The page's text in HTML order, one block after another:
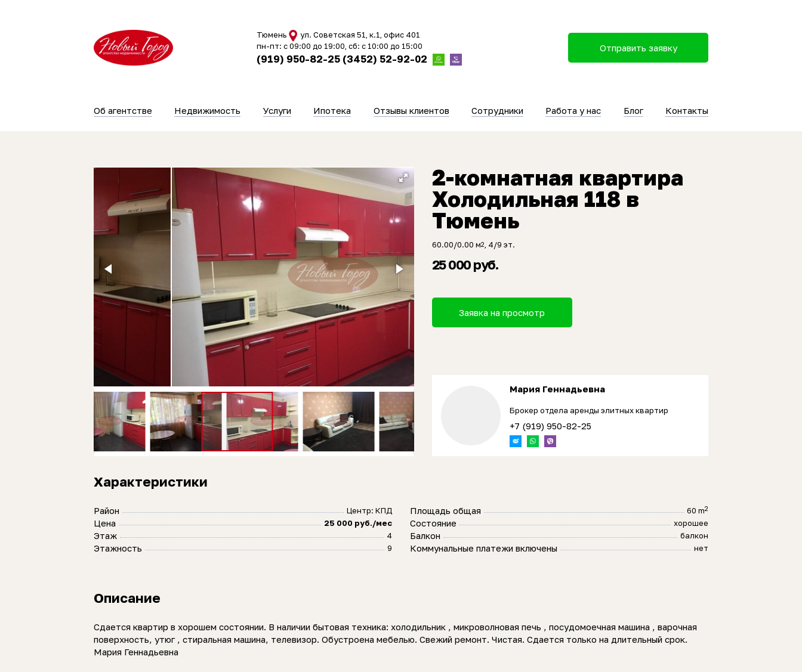
Тюмень
ул. Советская 51, к.1, офис 401
пн-пт: с 09:00 до 19:00, сб: с 10:00 до 15:00
(919) 950-82-25 (3452) 52-92-02
Отправить заявку
Об агентстве Недвижимость Услуги Ипотека Отзывы клиентов Сотрудники Работа у нас Блог Контакты
2-комнатная квартира
Холодильная 118 в
Тюмень
60.00/0.00 м2 , 4/9 эт.
25 000 руб.
Заявка на просмотр
Мария Геннадьевна
Брокер отдела аренды элитных квартир
+7 (919) 950-82-25
Характеристики
Район Центр: КПД
Цена 25 000 руб./мес
Этаж 4
Этажность 9
Площадь общая 60 m2
Состояние хорошее
Балкон балкон
Коммунальные платежи включены нет
Описание
Сдается квартир в хорошем состоянии. В наличии бытовая техника: холодильник , микроволновая печь , посудомоечная машина , варочная
поверхность, утюг , стиральная машина, телевизор. Обустроена мебелью. Свежий ремонт. Чистая. Сдается только на длительный срок.
Мария Геннадьевна